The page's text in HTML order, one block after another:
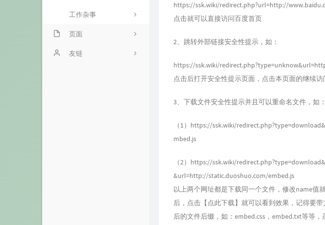
工作杂事
页面
跟我唠唠
友链
https://ssk.wiki/redirect.php?url=http://
点击就可以直接访问百度首页
2、跳转外部链接安全性提示，如：
https://ssk.wiki/
点击后打开安全性提示页面，点击本页面的继续
3、下载文件安全性提示并且可以重命名文件，如：
（1） https://ssk.wiki/
mbed.js
（2） https://ssk.wiki/
&url=http://static.duoshuo.com/embed.js
以上两个网址都是下载同一个文件，修改name值
后，点击【点此下载】就可以看到效果，记得要
后的文件后缀，如：embed.css，embed.txt等等